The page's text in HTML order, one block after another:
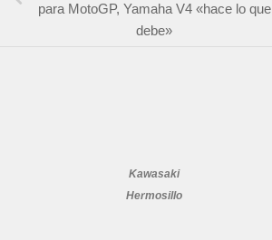
para MotoGP, Yamaha V4 «hace lo que
debe»
Kawasaki
Hermosillo